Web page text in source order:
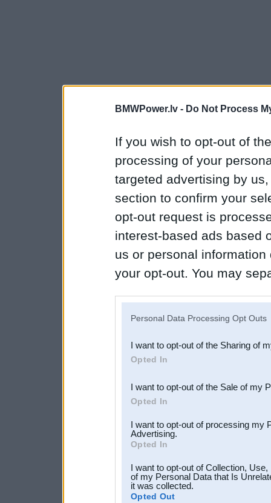
BMWPower.lv - Do Not Process
If you wish to opt-out of
processing of your
targeted advertising by
section to confirm your
opt-out request is
interest-based ads based
us or personal
your opt-out. You may
Downstream Participants
third parties.
Personal Data Processing Opt Outs
I want to opt-out of the Sharing of
Opted In
I want to opt-out of the Sale of my
Opted In
I want to opt-out of processing my
Advertising.
Opted In
I want to opt-out of Collection,
of my Personal Data that Is
it was collected.
Opted Out